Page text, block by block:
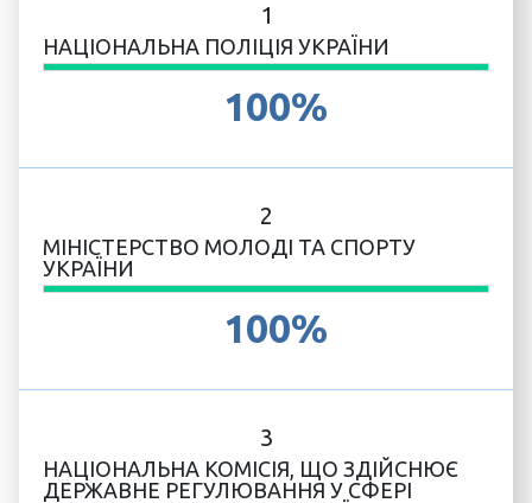
1
НАЦІОНАЛЬНА ПОЛІЦІЯ УКРАЇНИ
100%
2
МІНІСТЕРСТВО МОЛОДІ ТА СПОРТУ
УКРАЇНИ
100%
3
НАЦІОНАЛЬНА КОМІСІЯ, ЩО ЗДІЙСНЮЄ
ДЕРЖАВНЕ РЕГУЛЮВАННЯ У СФЕРІ